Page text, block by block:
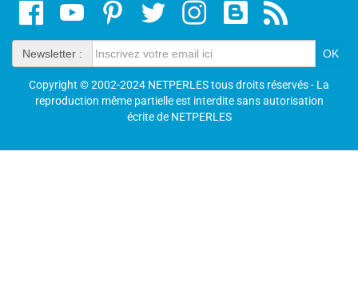
Newsletter :
Copyright © 2002-2024 NETPERLES tous droits réservés - La
reproduction même partielle est interdite sans autorisation
écrite de NETPERLES